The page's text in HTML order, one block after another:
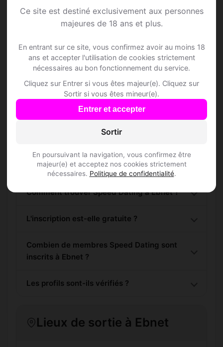
Ce site est destiné exclusivement aux personnes
majeures de 18 ans et plus.
En entrant sur ce site, vous confirmez avoir au moins 18
ans et accepter l'utilisation de cookies strictement
nécessaires au bon fonctionnement du service.
Cliquez sur Entrer si vous êtes majeur(e). Cliquez sur
Sortir si vous êtes mineur(e).
Entrer et accepter
Sortir
En poursuivant la navigation, vous confirmez être
majeur(e) et acceptez nos cookies strictement
nécessaires. Politique de confidentialité.
Speed Dating à Ebnet
alentours !
Questions fréquentes
Comment trouver Speed Dating à Ebnet ?
L'inscription est-elle gratuite ?
Combien de membres Speed Dating sont
inscrits à Ebnet ?
Les profils sont-ils vérifiés ?
Lieux de sortie à Ebnet